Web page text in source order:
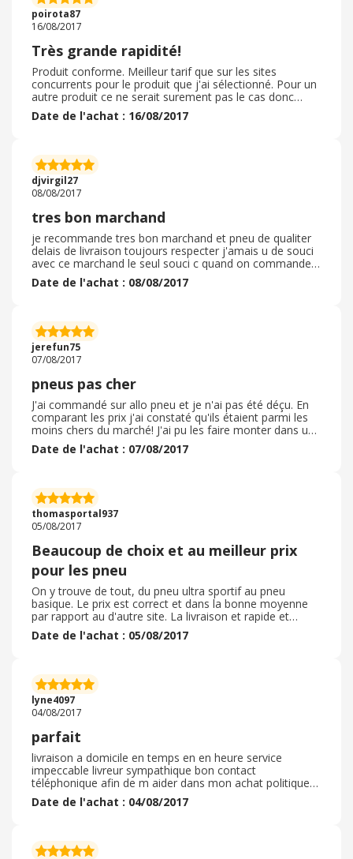
poirota87
16/08/2017
Très grande rapidité!
Produit conforme. Meilleur tarif que sur les sites
concurrents pour le produit que j'ai sélectionné. Pour un
autre produit ce ne serait surement pas le cas donc
attention à bien comparer! Sinon livraison très rapide.
Date de l'achat : 16/08/2017
djvirgil27
08/08/2017
tres bon marchand
je recommande tres bon marchand et pneu de qualiter
delais de livraison toujours respecter j'amais u de souci
avec ce marchand le seul souci c quand on commande
les pneu qu'il fournisse au moins les valve
Date de l'achat : 08/08/2017
jerefun75
07/08/2017
pneus pas cher
J'ai commandé sur allo pneu et je n'ai pas été déçu. En
comparant les prix j'ai constaté qu'ils étaient parmi les
moins chers du marché! J'ai pu les faire monter dans un
centre près de chez moi! Parfait
Date de l'achat : 07/08/2017
thomasportal937
05/08/2017
Beaucoup de choix et au meilleur prix
pour les pneu
On y trouve de tout, du pneu ultra sportif au pneu
basique. Le prix est correct et dans la bonne moyenne
par rapport au d'autre site. La livraison et rapide et
efficace. Bref je ne passe plus que pas eu pour mes
pneumatique
Date de l'achat : 05/08/2017
lyne4097
04/08/2017
parfait
livraison a domicile en temps en en heure service
impeccable livreur sympathique bon contact
téléphonique afin de m aider dans mon achat politique
de retour un peu décevante car il nous facture sous
forme d'avoir mais si plus d achat on perd cette somme
Date de l'achat : 04/08/2017